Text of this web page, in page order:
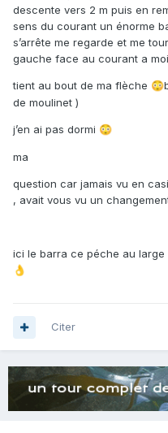
descente vers 2 m puis en
sens du courant un énorme
s’arrête me regarde et me
gauche face au courant a
tient au bout de ma flèche 😳
de moulinet )
j’en ai pas dormi 😳
ma
question car jamais vu en
, avait vous vu un
ici le barra ce péche au
👌
Citer